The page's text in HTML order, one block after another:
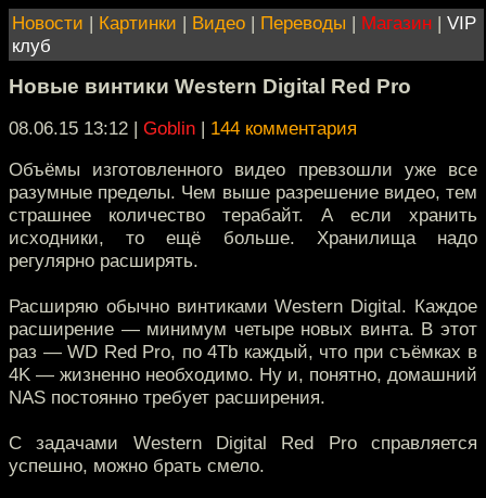
Новости | Картинки | Видео | Переводы | Магазин | VIP
клуб
Новые винтики Western Digital Red Pro
08.06.15 13:12 | Goblin | 144 комментария
Объёмы изготовленного видео превзошли уже все
разумные пределы. Чем выше разрешение видео, тем
страшнее количество терабайт. А если хранить
исходники, то ещё больше. Хранилища надо
регулярно расширять.
Расширяю обычно винтиками Western Digital. Каждое
расширение — минимум четыре новых винта. В этот
раз — WD Red Pro, по 4Tb каждый, что при съёмках в
4K — жизненно необходимо. Ну и, понятно, домашний
NAS постоянно требует расширения.
С задачами Western Digital Red Pro справляется
успешно, можно брать смело.